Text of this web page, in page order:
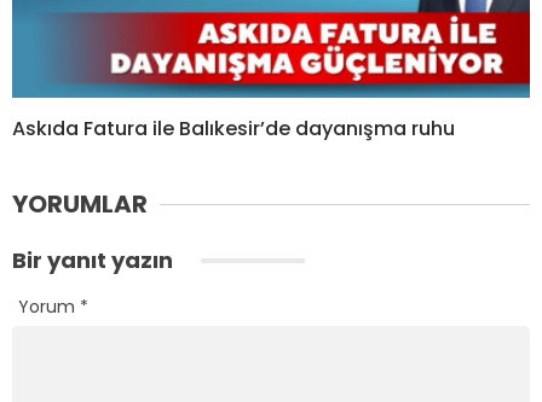
Askıda Fatura ile Balıkesir’de dayanışma ruhu
YORUMLAR
Bir yanıt yazın
Yorum *